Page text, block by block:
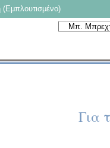
(Eμπλουτισμένο)
Για